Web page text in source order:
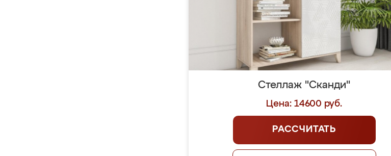
Стеллаж "Сканди"
Цена: 14600 руб.
РАССЧИТАТЬ